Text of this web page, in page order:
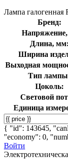
Лампа
Бренд:
Длина, мм:
Ширина
Выходная
Тип
Цоколь:
Световой
Единица
{ "id": 143645,
"economy": 0,
Войти